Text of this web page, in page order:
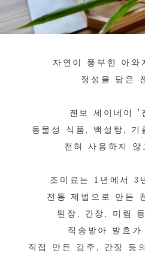
자연이 풍부한 아와
정성을 담은
젠보 세이네이 '
동물성 식품, 백설탕, 기
전혀 사용하지
조미료는 1년에서 3
전통 제법으로 만든
된장, 간장, 미림
직송받아 발효
직접 만든 감주, 간장 등